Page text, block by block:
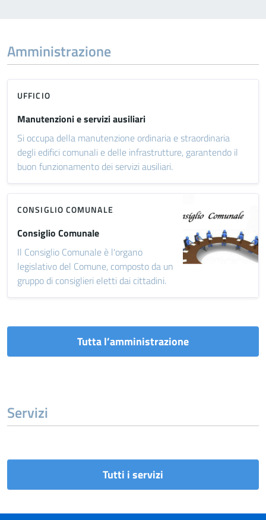
Amministrazione
UFFICIO
Manutenzioni e servizi ausiliari
Si occupa della manutenzione ordinaria e straordinaria
degli edifici comunali e delle infrastrutture, garantendo il
buon funzionamento dei servizi ausiliari.
CONSIGLIO COMUNALE
Consiglio Comunale
Il Consiglio Comunale è l'organo
legislativo del Comune, composto da un
gruppo di consiglieri eletti dai cittadini.
Tutta l’amministrazione
Servizi
Tutti i servizi